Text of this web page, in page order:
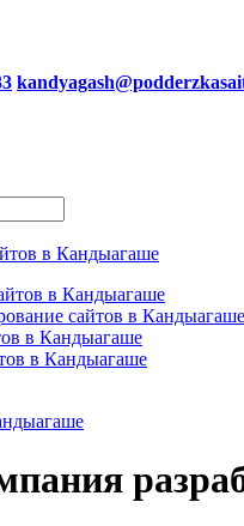
в Кандыагаше
сайтов в Кандыагаше
в Кандыагаше
в Кандыагаше